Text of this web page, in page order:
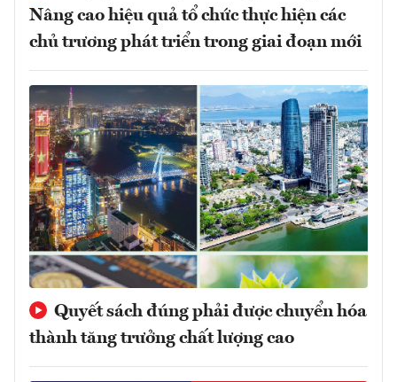
Nâng cao hiệu quả tổ chức thực hiện các
chủ trương phát triển trong giai đoạn mới
Quyết sách đúng phải được chuyển hóa
thành tăng trưởng chất lượng cao